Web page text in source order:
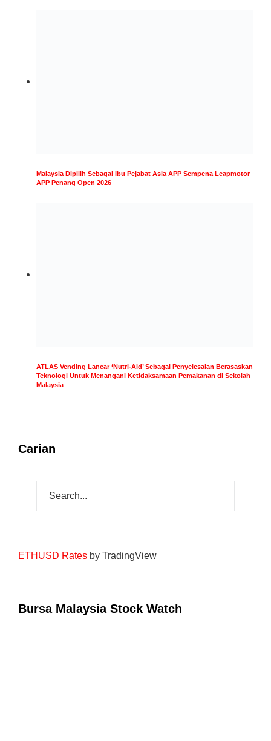
Malaysia Dipilih Sebagai Ibu Pejabat Asia APP Sempena Leapmotor
APP Penang Open 2026
ATLAS Vending Lancar ‘Nutri-Aid’ Sebagai Penyelesaian Berasaskan
Teknologi Untuk Menangani Ketidaksamaan Pemakanan di Sekolah
Malaysia
Carian
ETHUSD Rates by TradingView
Bursa Malaysia Stock Watch